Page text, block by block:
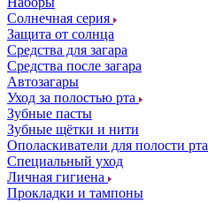
Солнечная серия
Защита от солнца
Средства для загара
Средства после загара
Автозагары
Уход за полостью рта
Зубные пасты
Зубные щётки и нити
Ополаскиватели для полости рта
Специальный уход
Личная гигиена
Прокладки и тампоны